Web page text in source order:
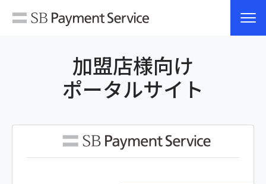
加盟店様向け
ポータルサイト